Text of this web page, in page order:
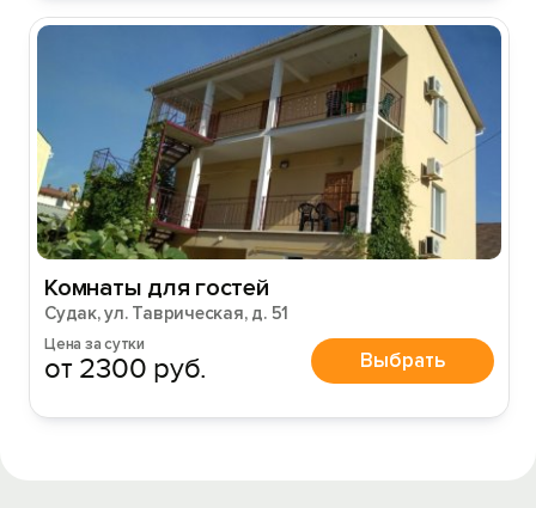
Комнаты для гостей
Судак, ул. Таврическая, д. 51
Цена за сутки
от 2300 руб. Выбрать